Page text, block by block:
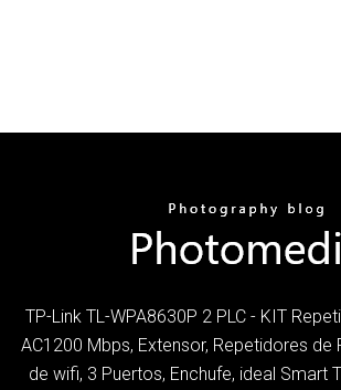
TP-Link TL-WPA8630P 2 PLC - KIT
AC1200 Mbps, Extensor, Repetidores de
de wifi, 3 Puertos, Enchufe, ideal Smart